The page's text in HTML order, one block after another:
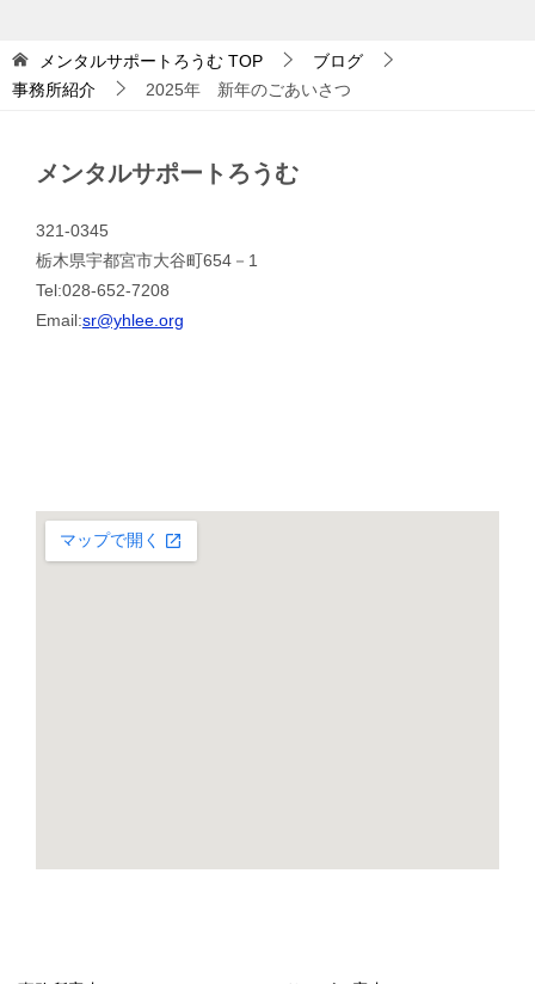
メンタルサポートろうむ TOP
ブログ
事務所紹介
2025年 新年のごあいさつ
メンタルサポートろうむ
321-0345
栃木県宇都宮市大谷町654－1
Tel:028-652-7208
Email:sr@yhlee.org